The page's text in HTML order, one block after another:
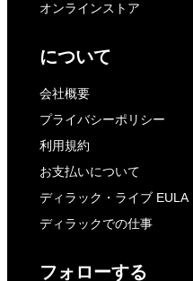
オンラインストア
について
会社概要
プライバシーポリシー
利用規約
お支払いについて
ディラック・ライブ EULA
ディラックでの仕事
フォローする